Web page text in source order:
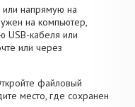
напрямую на
на компьютер,
USB-кабеля или
или через
файловый
место, где сохранен